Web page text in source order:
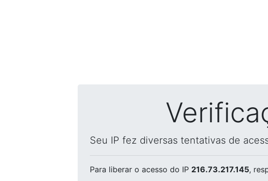
Seu IP fez diversas tentativas de
Para liberar o acesso do IP 216.73.217.145,